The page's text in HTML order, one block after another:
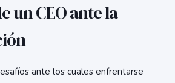
un CEO ante la
ante los cuales enfrentarse